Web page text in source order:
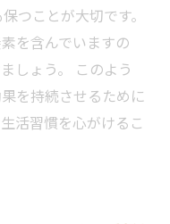
つことが大切です。
を含んでいますの
しょう。 このよう
を持続させるために
活習慣を心がけるこ